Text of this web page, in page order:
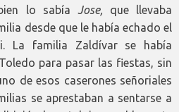
lo sabía Jose, que llevaba
desde que le había echado el
La familia Zaldívar se había
para pasar las fiestas, sin
de esos caserones señoriales
se aprestaban a sentarse a